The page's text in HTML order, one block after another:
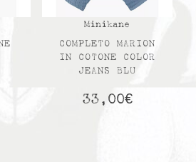
Minikane
COMPLETO MARION
IN COTONE COLOR
JEANS BLU
33,00€